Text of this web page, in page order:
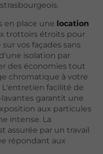
en place une location
trottoirs étroits pour
vos façades sans
isolation par
des économies tout
chromatique à votre
facilité de
garantit une
aux particules
intense. La
assurée par un travail
répondant aux